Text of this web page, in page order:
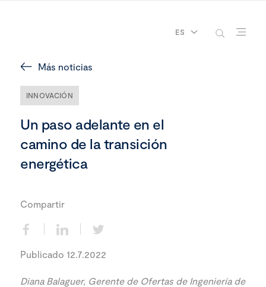
ES
Más noticias
INNOVACIÓN
Un paso adelante en el
camino de la transición
energética
Compartir
Publicado 12.7.2022
Diana Balaguer, Gerente de Ofertas de Ingeniería de